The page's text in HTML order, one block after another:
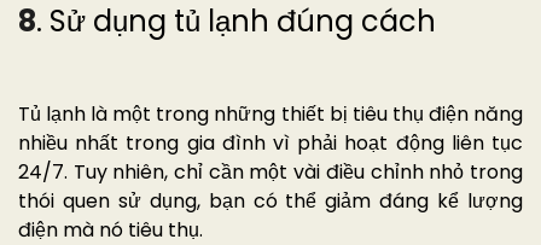
8. Sử dụng tủ lạnh đúng cách
Tủ lạnh là một trong những thiết bị tiêu thụ điện năng
nhiều nhất trong gia đình vì phải hoạt động liên tục
24/7. Tuy nhiên, chỉ cần một vài điều chỉnh nhỏ trong
thói quen sử dụng, bạn có thể giảm đáng kể lượng
điện mà nó tiêu thụ.